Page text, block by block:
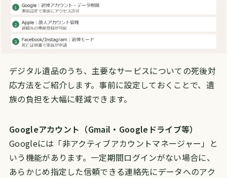
デジタル遺品のうち、主要なサービスについての死後対
応方法をご紹介します。事前に設定しておくことで、遺
族の負担を大幅に軽減できます。
Googleアカウント（Gmail・Googleドライブ等）
Googleには「非アクティブアカウントマネージャー」と
いう機能があります。一定期間ログインがない場合に、
あらかじめ指定した信頼できる連絡先にデータへのアク